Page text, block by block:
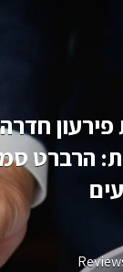
פירעון